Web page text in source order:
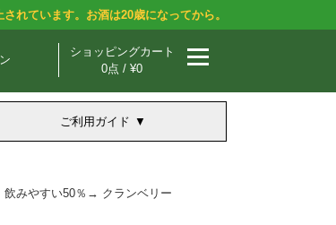
れています。お酒は20歳になってから。
ショッピングカート
0点 / ¥0
ご利用ガイド
飲みやすい50％→ クランベリー